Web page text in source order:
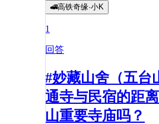
🚅高铁奇缘·小K
1
回答
#妙藏山舍（五台
通寺与民宿的距
山重要寺庙吗？